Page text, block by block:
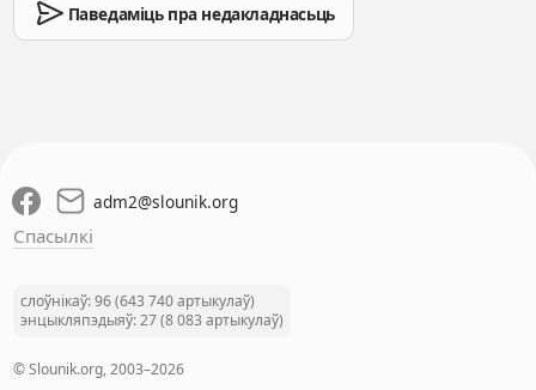
Паведаміць пра недакладнасьць
adm2@slounik.org
Спасылкі
слоўнікаў: 96 (643 740 артыкулаў)
энцыкляпэдыяў: 27 (8 083 артыкулаў)
© Slounik.org, 2003–2026